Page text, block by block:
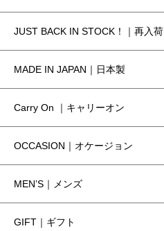
JUST BACK IN STOCK！｜再入荷
MADE IN JAPAN｜日本製
Carry On ｜キャリーオン
OCCASION｜オケージョン
MEN’S｜メンズ
GIFT｜ギフト